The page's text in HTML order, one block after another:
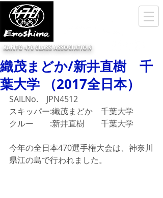
KANTO 470 CLASS ASSOCIATION
織茂まどか/新井直樹 千
葉大学 （2017全日本）
SAILNo.　JPN4512
スキッパー:織茂まどか　千葉大学
クルー　　:新井直樹　　千葉大学
今年の全日本470選手権大会は、神奈川
県江の島で行われました。